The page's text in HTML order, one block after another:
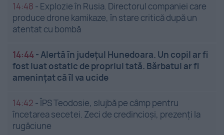
14:48 - Explozie în Rusia. Directorul companiei care
produce drone kamikaze, în stare critică după un
atentat cu bombă
14:44-Alertă în județul Hunedoara. Un copil ar fi
fost luat ostatic de propriul tată. Bărbatul ar fi
amenințat că îl va ucide
14:42 -ÎPS Teodosie, slujbă pe câmp pentru
încetarea secetei. Zeci de credincioși, prezenți la
rugăciune